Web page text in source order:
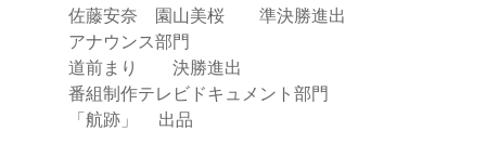
佐藤安奈 園山美桜 準決勝進出
アナウンス部門
道前まり 決勝進出
番組制作テレビドキュメント部門
「航跡」 出品